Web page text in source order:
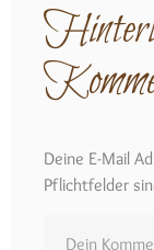
Deine E-Mail
Pflichtfelder